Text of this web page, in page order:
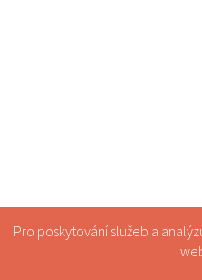
Pro poskytování služeb a